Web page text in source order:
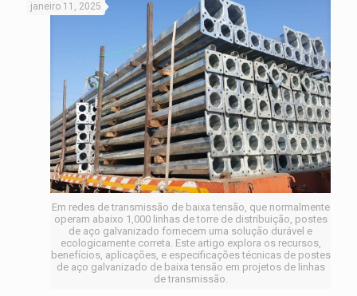
Em redes de transmissão de baixa tensão, que normalmente
operam abaixo 1,000 linhas de torre de distribuição, postes
de aço galvanizado fornecem uma solução durável e
ecologicamente correta. Este artigo explora os recursos,
benefícios, aplicações, e especificações técnicas de postes
de aço galvanizado de baixa tensão em projetos de linhas
de transmissão.
janeiro 11, 2025